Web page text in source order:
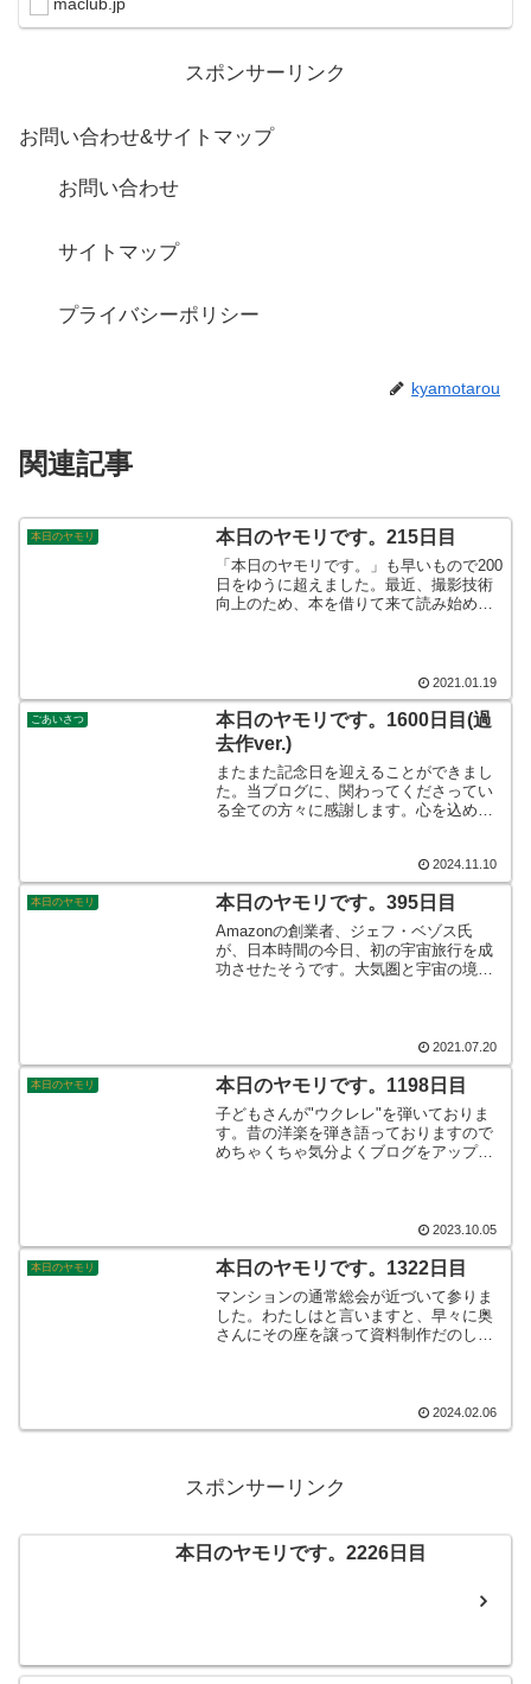
スポンサーリンク
お問い合わせ&サイトマップ
お問い合わせ
サイトマップ
プライバシーポリシー
kyamotarou
関連記事
本日のヤモリ 本日のヤモリです。215日目
「本日のヤモリです。」も早いもので200
日をゆうに超えました。最近、撮影技術
向上のため、本を借りて来て読み始めま
2021.01.19
ごあいさつ
本日のヤモリです。1600日目(過
去作ver.)
またまた記念日を迎えることができまし
た。当ブログに、関わってくださってい
る全ての方々に感謝します。心を込めて
贈り物を使わせていただきました。そん
なこんなで、本日のヤモリです。
2024.11.10
本日のヤモリ 本日のヤモリです。395日目
Amazonの創業者、ジェフ・ベゾス氏
が、日本時間の今日、初の宇宙旅行を成
功させたそうです。大気圏と宇宙の境界
値があるように思いました☆夢がふくら
みます！
2021.07.20
本日のヤモリ 本日のヤモリです。1198日目
子どもさんが"ウクレレ"を弾いておりま
す。昔の洋楽を弾き語っておりますので
めちゃくちゃ気分よくブログをアップし
す♪そんなこんなで、本日のヤモリです。
2023.10.05
本日のヤモリ 本日のヤモリです。1322日目
マンションの通常総会が近づいて参りま
した。わたしはと言いますと、早々に奥
さんにその座を譲って資料制作だのして
とがよく分かりました。そんなこんな
で、本日のヤモリです。
2024.02.06
スポンサーリンク
本日のヤモリです。2226日目